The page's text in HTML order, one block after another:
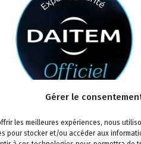
Gérer le
les meilleures expériences, nous
pour stocker et/ou accéder aux